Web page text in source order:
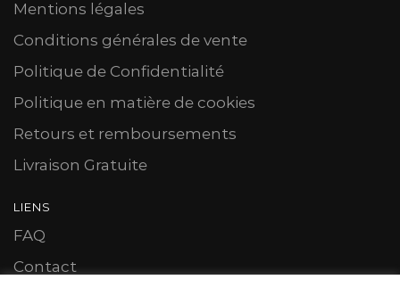
Mentions légales
Conditions générales de vente
Politique de Confidentialité
Politique en matière de cookies
Retours et remboursements
Livraison Gratuite
LIENS
FAQ
Contact